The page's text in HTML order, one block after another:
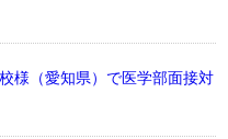
様（愛知県）で医学部面接対